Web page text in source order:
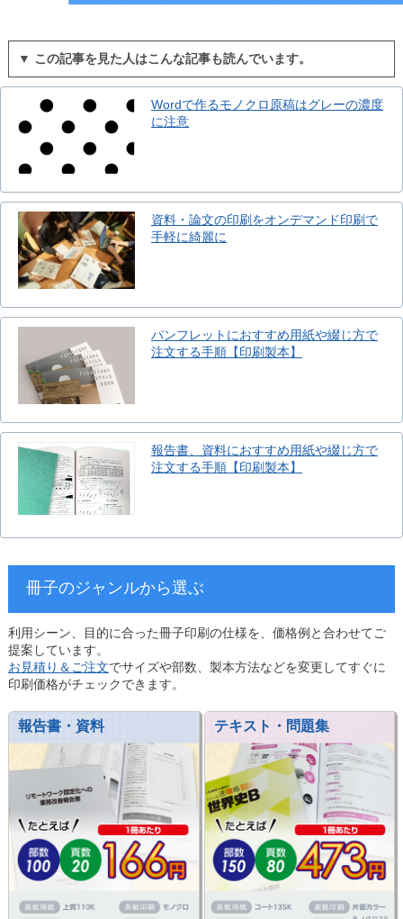
▼ この記事を見た人はこんな記事も読んでいます。
Wordで作るモノクロ原稿はグレーの濃度
に注意
資料・論文の印刷をオンデマンド印刷で
手軽に綺麗に
パンフレットにおすすめ用紙や綴じ方で
注文する手順【印刷製本】
報告書、資料におすすめ用紙や綴じ方で
注文する手順【印刷製本】
冊子のジャンルから選ぶ
利用シーン、目的に合った冊子印刷の仕様を、価格例と合わせてご
提案しています。
お見積り＆ご注文でサイズや部数、製本方法などを変更してすぐに
印刷価格がチェックできます。
報告書・資料 テキスト・問題集